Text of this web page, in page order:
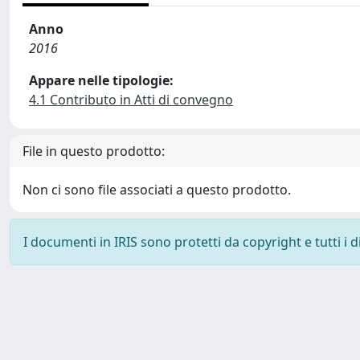
Anno
2016
Appare nelle tipologie:
4.1 Contributo in Atti di convegno
File in questo prodotto:
Non ci sono file associati a questo prodotto.
I documenti in IRIS sono protetti da copyright e tutti i